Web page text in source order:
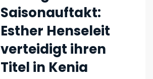
Saisonauftakt:
Esther Henseleit
verteidigt ihren
Titel in Kenia